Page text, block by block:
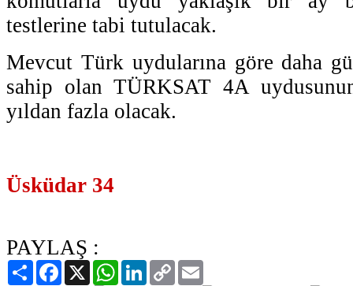
testlerine tabi tutulacak.
Mevcut Türk uydularına göre daha
sahip olan TÜRKSAT 4A
yıldan fazla olacak.
Üsküdar 34
PAYLAŞ :
PaylaşFacebook
X WhatsAppLinkedIn
Copy
Link